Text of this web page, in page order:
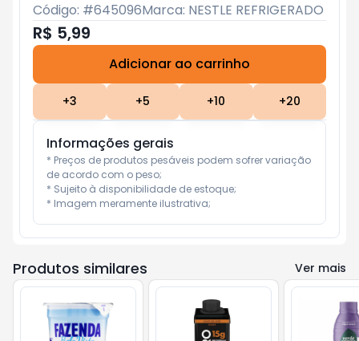
Código: #645096Marca: NESTLE REFRIGERADO
R$ 5,99
Adicionar ao carrinho
+3 +5 +10 +20
Informações gerais
* Preços de produtos pesáveis podem sofrer variação
de acordo com o peso;
* Sujeito à disponibilidade de estoque;
* Imagem meramente ilustrativa;
Produtos similares Ver mais